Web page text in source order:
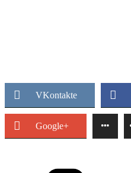
VKontakte
Google+